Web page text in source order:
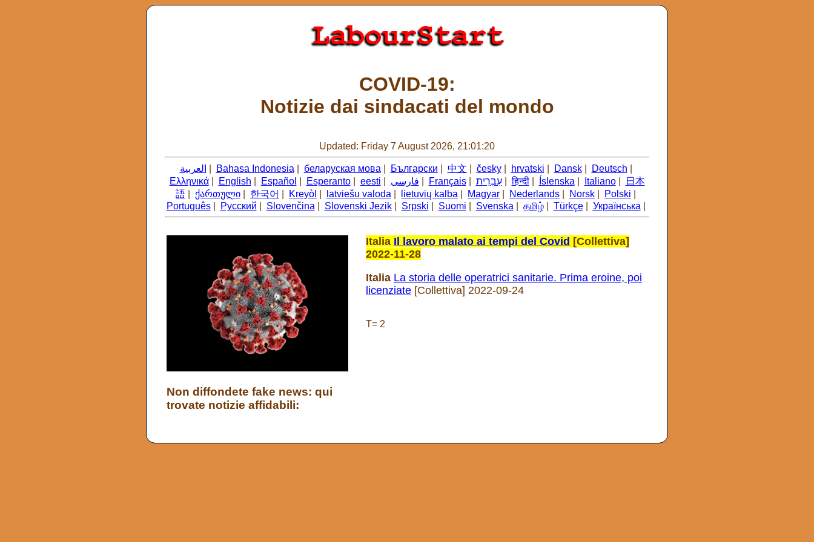
COVID-19:
Notizie dai sindacati del mondo
Updated: Friday 7 August 2026, 21:01:20
العربية Bahasa Indonesia беларуская мова Български 中文 česky| hrvatski Dansk| Deutsch
Ελληνικά| English Español Esperanto| eesti فارسی Français| עִבְרִית|हिन्दी| Íslenska Italiano|
日本
語
ქართული 한국어 Kreyòl latviešu valoda lietuvių kalba Magyar Nederlands Norsk Polski
Português| Русский Slovenčina Slovenski Jezik| Srpski Suomi Svenska தமிழ்| Türkçe| Українська
Non diffondete fake news: qui
trovate notizie affidabili:
Italia Il lavoro malato ai tempi del Covid [Collettiva]
2022-11-28
Italia La storia delle operatrici sanitarie. Prima eroine, poi
licenziate [Collettiva] 2022-09-24
T= 2